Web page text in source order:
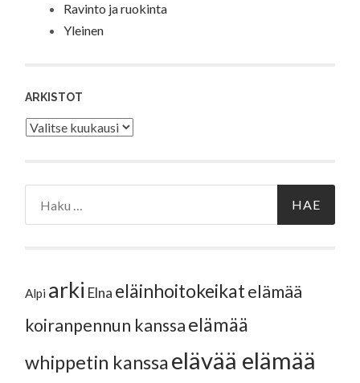
Ravinto ja ruokinta
Yleinen
ARKISTOT
Arkistot
Alpi arki Elna eläinhoitokeikatelämää
koiranpennun kanssaelämää
whippetin kanssaelävää elämää